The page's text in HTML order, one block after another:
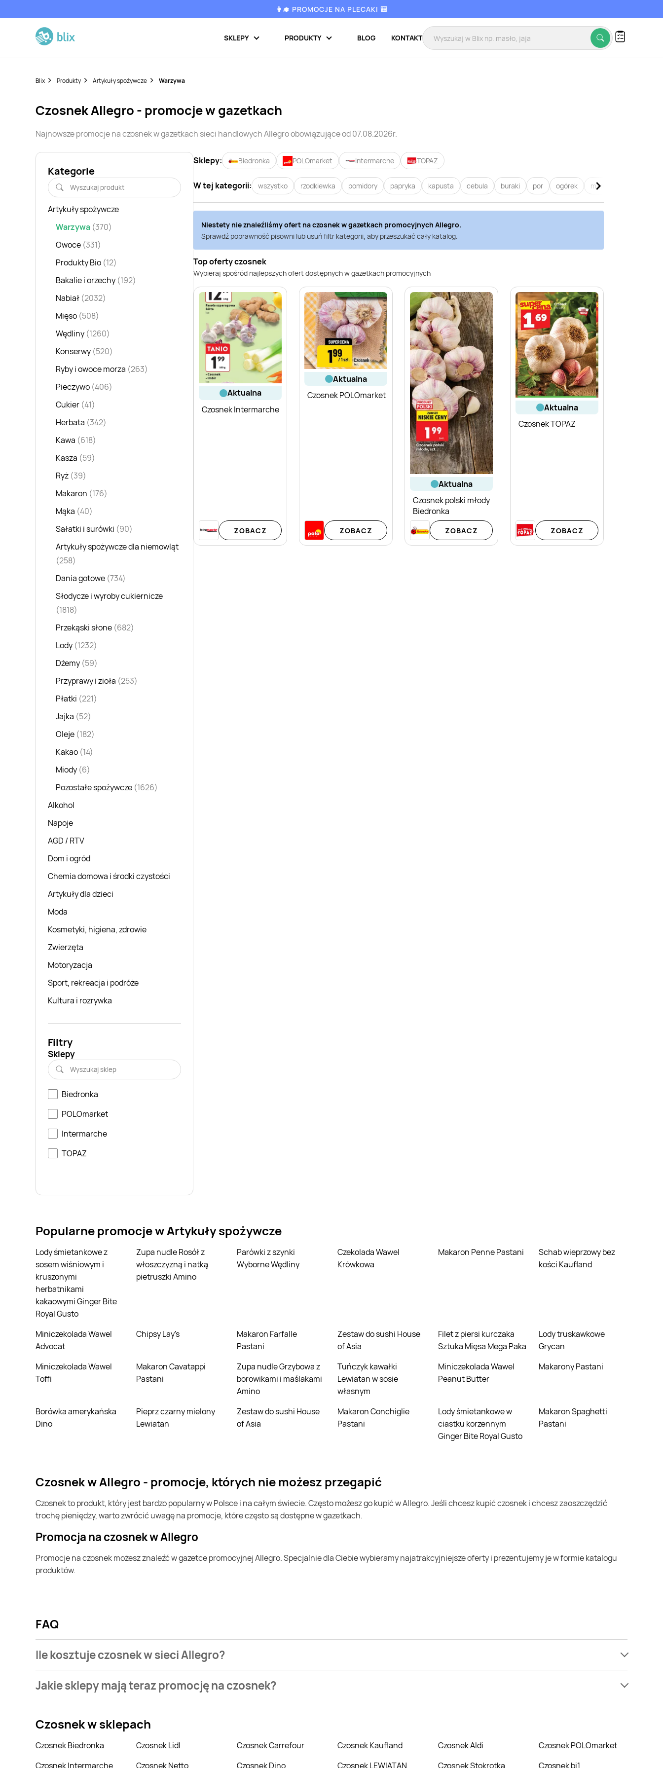
👩‍🎓 PROMOCJE NA PLECAKI 🎒
SKLEPY PRODUKTY BLOG KONTAKT
Blix Produkty Artykuły spożywcze Warzywa
czosnekAllegro - promocje w gazetkach
Najnowsze promocje naczosnekw gazetkach sieci handlowychAllegroobowiązujące od 07.08.2026r.
Kategorie
Artykuły spożywcze
Warzywa (370)
Owoce (331)
Produkty Bio (12)
Bakalie i orzechy (192)
Nabiał (2032)
Mięso (508)
Wędliny (1260)
Konserwy (520)
Ryby i owoce morza (263)
Pieczywo (406)
Cukier (41)
Herbata (342)
Kawa (618)
Kasza (59)
Ryż (39)
Makaron (176)
Mąka (40)
Sałatki i surówki (90)
Artykuły spożywcze dla niemowląt
(258)
Dania gotowe (734)
Słodycze i wyroby cukiernicze
(1818)
Przekąski słone (682)
Lody (1232)
Dżemy (59)
Przyprawy i zioła (253)
Płatki (221)
Jajka (52)
Oleje (182)
Kakao (14)
Miody (6)
Pozostałe spożywcze (1626)
Alkohol
Napoje
AGD / RTV
Dom i ogród
Chemia domowa i środki czystości
Artykuły dla dzieci
Moda
Kosmetyki, higiena, zdrowie
Zwierzęta
Motoryzacja
Sport, rekreacja i podróże
Kultura i rozrywka
Filtry
Sklepy
Biedronka
POLOmarket
Intermarche
TOPAZ
Sklepy: Biedronka POLOmarket Intermarche TOPAZ
W tej kategorii: wszystko rzodkiewka pomidory papryka kapusta cebula buraki por ogórek marchew
Niestety nie znaleźliśmy ofert naczosnekw gazetkach promocyjnych Allegro.
Sprawdź poprawność pisowni lub usuń filtr kategorii, aby przeszukać cały katalog.
Top oferty czosnek
Wybieraj spośród najlepszych ofert dostępnych w gazetkach promocyjnych
aktualna
Czosnek Intermarche
ZOBACZ
aktualna
Czosnek POLOmarket
ZOBACZ
aktualna
Czosnek polski młody
Biedronka
ZOBACZ
aktualna
Czosnek TOPAZ
ZOBACZ
Popularne promocje w Artykuły spożywcze
Lody śmietankowe z
sosem wiśniowym i
kruszonymi
herbatnikami
kakaowymi Ginger Bite
Royal Gusto
Zupa nudle Rosół z
włoszczyzną i natką
pietruszki Amino
Parówki z szynki
Wyborne Wędliny
Czekolada Wawel
Krówkowa
Makaron Penne Pastani
Schab wieprzowy bez
kości Kaufland
Miniczekolada Wawel
Advocat
Chipsy Lay's
Makaron Farfalle
Pastani
Zestaw do sushi House
of Asia
Filet z piersi kurczaka
Sztuka Mięsa Mega Paka
Lody truskawkowe
Grycan
Miniczekolada Wawel
Toffi
Makaron Cavatappi
Pastani
Zupa nudle Grzybowa z
borowikami i maślakami
Amino
Tuńczyk kawałki
Lewiatan w sosie
własnym
Miniczekolada Wawel
Peanut Butter
Makarony Pastani
Borówka amerykańska
Dino
Pieprz czarny mielony
Lewiatan
Zestaw do sushi House
of Asia
Makaron Conchiglie
Pastani
Lody śmietankowe w
ciastku korzennym
Ginger Bite Royal Gusto
Makaron Spaghetti
Pastani
czosnek w Allegro - promocje, których nie możesz przegapić
czosnek to produkt, który jest bardzo popularny w Polsce i na całym świecie. Często możesz go kupić w Allegro. Jeśli chcesz kupić czosnek i chcesz zaoszczędzić
trochę pieniędzy, warto zwrócić uwagę na promocje, które często są dostępne w gazetkach.
Promocja na czosnek w Allegro
Promocje na czosnek możesz znaleźć w gazetce promocyjnej Allegro. Specjalnie dla Ciebie wybieramy najatrakcyjniejsze oferty i prezentujemy je w formie katalogu
produktów.
FAQ
Ile kosztuje czosnek w sieci Allegro?
Allegro.
Jakie sklepy mają teraz promocję na czosnek?
Czosnekw sklepach
Czosnek Biedronka Czosnek Lidl Czosnek Carrefour Czosnek Kaufland Czosnek Aldi
Czosnek POLOmarket
Czosnek Intermarche
Czosnek Netto Czosnek Dino Czosnek LEWIATAN Czosnek Stokrotka Czosnek bi1